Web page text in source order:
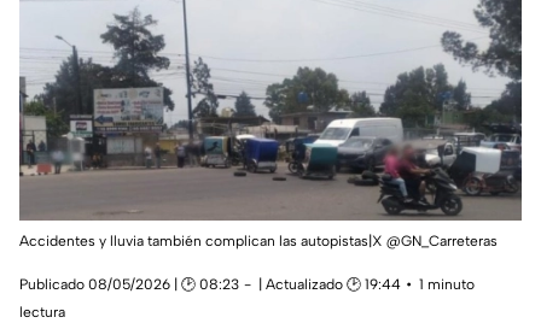
Accidentes y lluvia también complican las autopistas|X @GN_Carreteras
Publicado 08/05/2026 | 🕑 08:23 | Actualizado 🕑 19:44
1 minuto
lectura